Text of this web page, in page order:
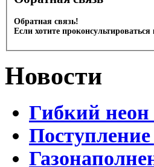
Обратная связь!
Если хотите
Новости
Гибкий неон